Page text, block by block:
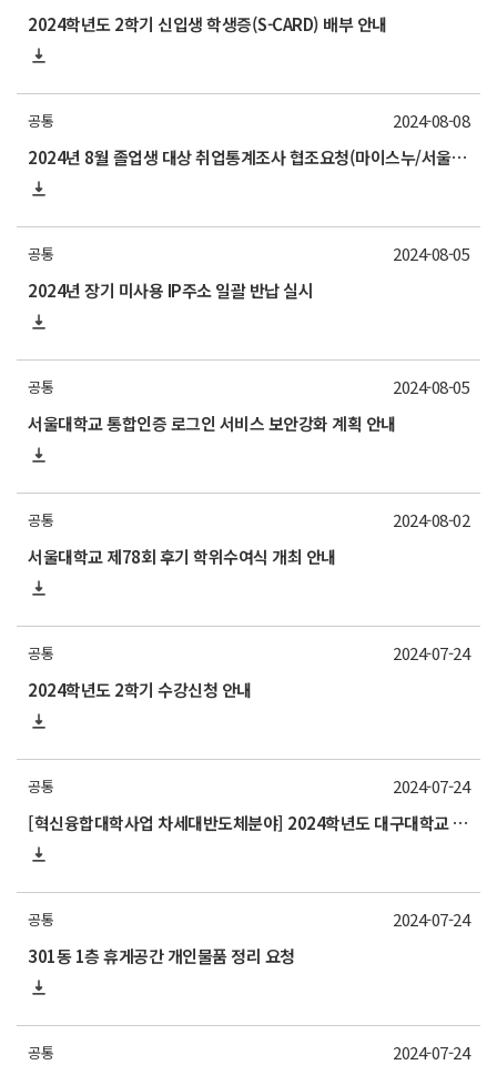
2024학년도 2학기 신입생 학생증(S-CARD) 배부 안내
공통
2024년 8월 졸업생 대상 취업통계조사 협조요청(마이스누/서울대학교App 설문조사 참여안내)
2024-08-08
공통
2024년 장기 미사용 IP주소 일괄 반납 실시
2024-08-05
공통
서울대학교 통합인증 로그인 서비스 보안강화 계획 안내
2024-08-05
공통
서울대학교 제78회 후기 학위수여식 개최 안내
2024-08-02
공통
2024학년도 2학기 수강신청 안내
2024-07-24
공통
[혁신융합대학사업 차세대반도체분야] 2024학년도 대구대학교 2학기 교류 수학 안내
2024-07-24
공통
301동 1층 휴게공간 개인물품 정리 요청
2024-07-24
공통 2024-07-24